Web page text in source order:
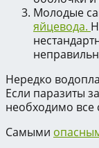
Молодые
яйцевода.
Нередко
Если паразиты
необходимо все
Самыми